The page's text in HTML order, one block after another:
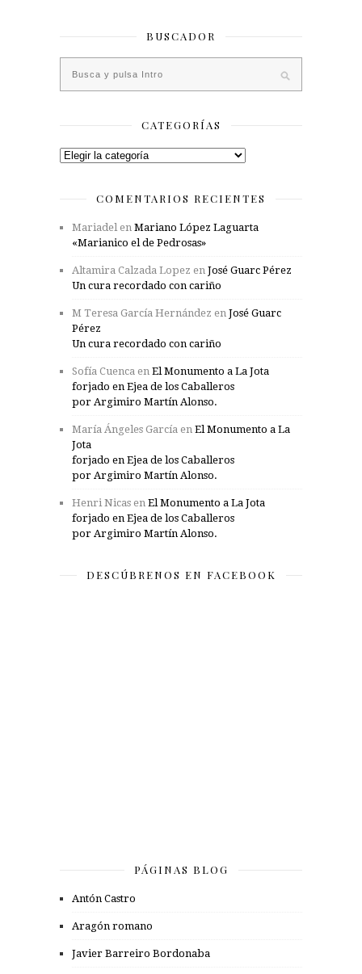
BUSCADOR
CATEGORÍAS
Categorías
COMENTARIOS RECIENTES
Mariadelen Mariano López Laguarta
«Marianico el de Pedrosas»
Altamira Calzada Lopez en José Guarc Pérez
Un cura recordado con cariño
M Teresa García Hernández en José Guarc
Pérez
Un cura recordado con cariño
Sofía Cuenca en El Monumento a La Jota
forjado en Ejea de los Caballeros
por Argimiro Martín Alonso.
María Ángeles García en El Monumento a La
Jota
forjado en Ejea de los Caballeros
por Argimiro Martín Alonso.
Henri Nicas en El Monumento a La Jota
forjado en Ejea de los Caballeros
por Argimiro Martín Alonso.
DESCÚBRENOS EN FACEBOOK
PÁGINAS BLOG
Antón Castro
Aragón romano
Javier Barreiro Bordonaba